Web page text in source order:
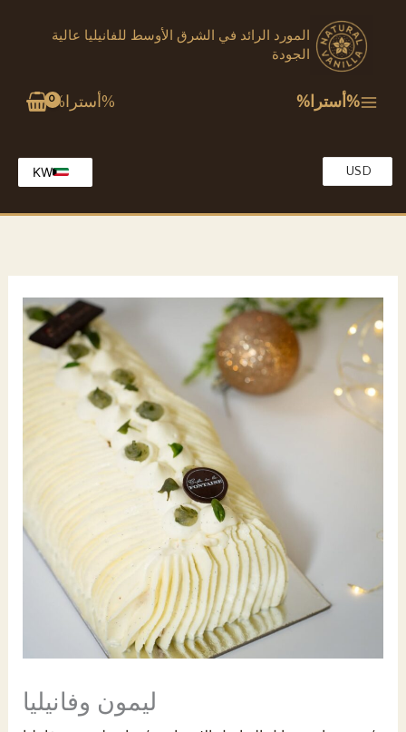
المحتوى
المورد الرائد في الشرق الأوسط للفانيليا عالية
الجودة
%أسترا% %أسترا%
USD
KW
QA
SA
TR
ليمون وفانيليا